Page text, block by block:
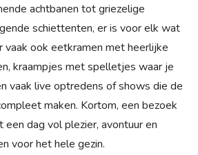
achtbanen tot griezelige
schiettenten, er is voor elk wat
vaak ook eetkramen met heerlijke
kraampjes met spelletjes waar je
vaak live optredens of shows die de
maken. Kortom, een bezoek
dag vol plezier, avontuur en
voor het hele gezin.